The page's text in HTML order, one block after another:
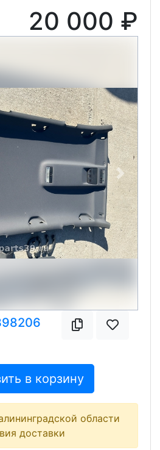
20 000 ₽
Next
в корзину
области
доставки